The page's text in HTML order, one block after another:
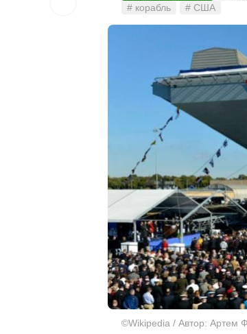
# корабль
# США
©Wikipedia / Автор: Артем